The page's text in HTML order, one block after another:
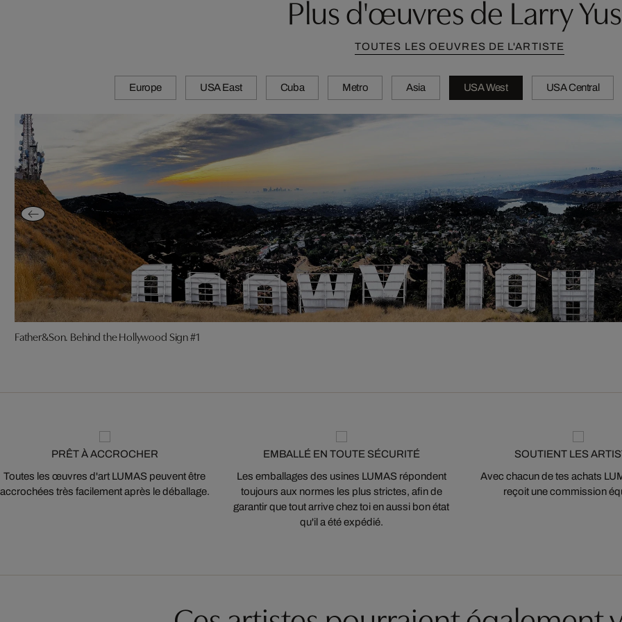
Plus d'œuvres de Larry
TOUTES LES OEUVRES DE L'ARTISTE
Europe USA East Cuba Metro Asia USA West USA Central
Father&Son. Behind the Hollywood Sign #1
PRÊT À ACCROCHER
Toutes les œuvres d'art LUMAS peuvent être
accrochées très facilement après le déballage.
EMBALLÉ EN TOUTE SÉCURITÉ
Les emballages des usines LUMAS répondent
toujours aux normes les plus strictes, afin de
garantir que tout arrive chez toi en aussi bon état
qu'il a été expédié.
SOUTIENT LES
Avec chacun de tes achats
reçoit une commission